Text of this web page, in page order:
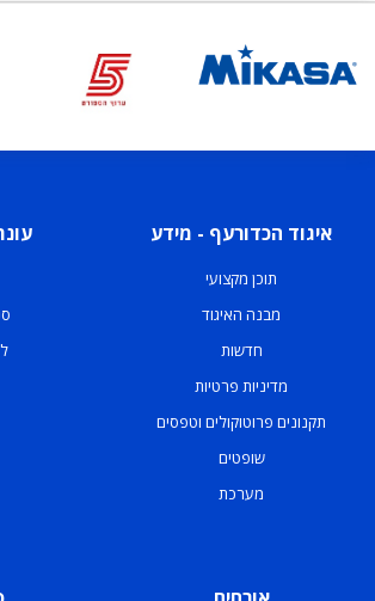
איגוד הכדורעף - מידע
תוכן מקצועי
מבנה האיגוד
חדשות
מדיניות פרטיות
תקנונים פרוטוקולים וטפסים
שופטים
מערכת
עונת